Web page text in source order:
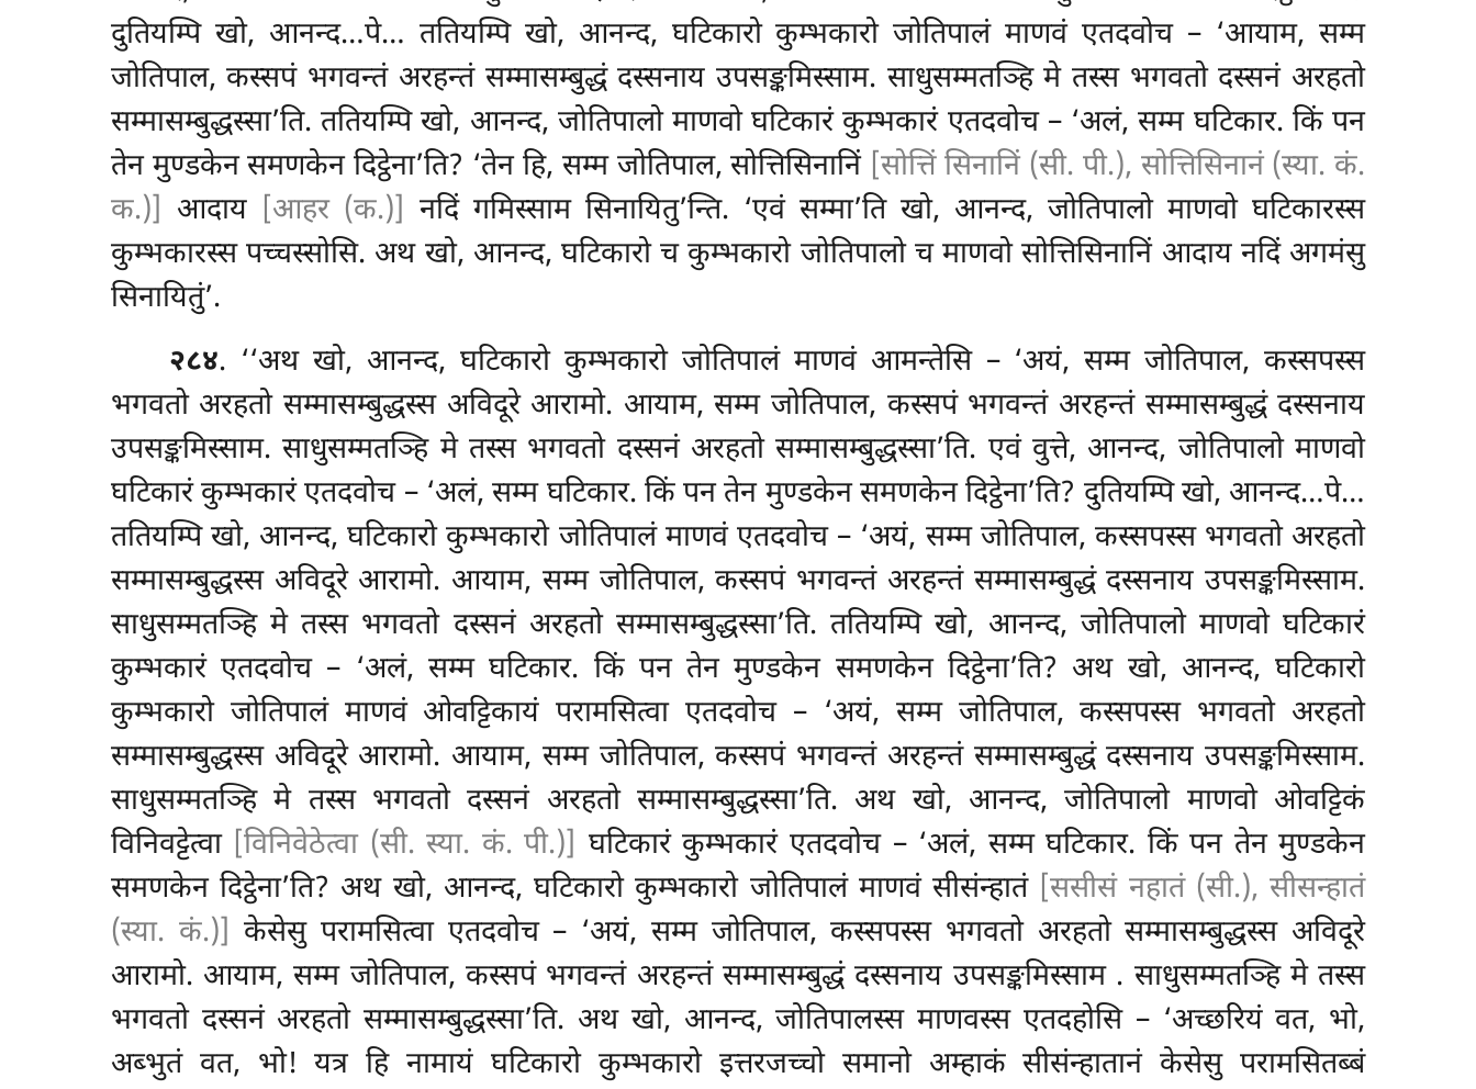
दुतियम्पि खो, आनन्द…पे… ततियम्पि खो, आनन्द, घटिकारो कुम्भकारो जोतिपालं माणवं एतदवोच – ‘आयाम, सम्म
जोतिपाल, कस्सपं भगवन्तं अरहन्तं सम्मासम्बुद्धं दस्सनाय उपसङ्कमिस्साम. साधुसम्मतञ्हि मे तस्स भगवतो दस्सनं अरहतो
सम्मासम्बुद्धस्सा’ति. ततियम्पि खो, आनन्द, जोतिपालो माणवो घटिकारं कुम्भकारं एतदवोच – ‘अलं, सम्म घटिकार. किं पन
तेन मुण्डकेन समणकेन दिट्ठेना’ति? ‘तेन हि, सम्म जोतिपाल, सोत्तिसिनानिं [सोत्तिं सिनानिं (सी. पी.), सोत्तिसिनानं (स्या. कं.
क.)] आदाय [आहर (क.)] नदिं गमिस्साम सिनायितु’न्ति. ‘एवं सम्मा’ति खो, आनन्द, जोतिपालो माणवो घटिकारस्स
कुम्भकारस्स पच्चस्सोसि. अथ खो, आनन्द, घटिकारो च कुम्भकारो जोतिपालो च माणवो सोत्तिसिनानिं आदाय नदिं अगमंसु
सिनायितुं’.
२८४. ‘‘अथ खो, आनन्द, घटिकारो कुम्भकारो जोतिपालं माणवं आमन्तेसि – ‘अयं, सम्म जोतिपाल, कस्सपस्स
भगवतो अरहतो सम्मासम्बुद्धस्स अविदूरे आरामो. आयाम, सम्म जोतिपाल, कस्सपं भगवन्तं अरहन्तं सम्मासम्बुद्धं दस्सनाय
उपसङ्कमिस्साम. साधुसम्मतञ्हि मे तस्स भगवतो दस्सनं अरहतो सम्मासम्बुद्धस्सा’ति. एवं वुत्ते, आनन्द, जोतिपालो माणवो
घटिकारं कुम्भकारं एतदवोच – ‘अलं, सम्म घटिकार. किं पन तेन मुण्डकेन समणकेनदिट्ठेना’ति? दुतियम्पि खो, आनन्द…पे…
ततियम्पि खो, आनन्द, घटिकारो कुम्भकारो जोतिपालं माणवं एतदवोच – ‘अयं, सम्म जोतिपाल, कस्सपस्स भगवतो अरहतो
सम्मासम्बुद्धस्स अविदूरे आरामो. आयाम, सम्म जोतिपाल, कस्सपं भगवन्तं अरहन्तं सम्मासम्बुद्धं दस्सनायउपसङ्कमिस्साम.
साधुसम्मतञ्हि मे तस्स भगवतो दस्सनं अरहतो सम्मासम्बुद्धस्सा’ति. ततियम्पि खो, आनन्द, जोतिपालो माणवो घटिकारं
कुम्भकारं एतदवोच – ‘अलं, सम्म घटिकार. किं पन तेन मुण्डकेन समणकेन दिट्ठेना’ति? अथ खो, आनन्द, घटिकारो
कुम्भकारो जोतिपालं माणवं ओवट्टिकायं परामसित्वा एतदवोच – ‘अयं, सम्म जोतिपाल, कस्सपस्स भगवतो अरहतो
सम्मासम्बुद्धस्स अविदूरे आरामो. आयाम, सम्म जोतिपाल, कस्सपं भगवन्तं अरहन्तं सम्मासम्बुद्धं दस्सनाय उपसङ्कमिस्साम.
साधुसम्मतञ्हि मे तस्स भगवतो दस्सनं अरहतो सम्मासम्बुद्धस्सा’ति. अथ खो, आनन्द, जोतिपालो माणवो ओवट्टिकं
विनिवट्टेत्वा [विनिवेठेत्वा (सी. स्या. कं. पी.)] घटिकारं कुम्भकारं एतदवोच – ‘अलं, सम्म घटिकार. किं पन तेन मुण्डकेन
समणकेन दिट्ठेना’ति? अथ खो, आनन्द, घटिकारो कुम्भकारो जोतिपालं माणवं सीसंन्हातं [ससीसं नहातं (सी.), सीसन्हातं
(स्या. कं.)] केसेसु परामसित्वा एतदवोच – ‘अयं, सम्म जोतिपाल, कस्सपस्स भगवतो अरहतो सम्मासम्बुद्धस्स अविदूरे
आरामो. आयाम, सम्म जोतिपाल, कस्सपं भगवन्तं अरहन्तं सम्मासम्बुद्धं दस्सनाय उपसङ्कमिस्साम . साधुसम्मतञ्हि मे तस्स
भगवतो दस्सनं अरहतो सम्मासम्बुद्धस्सा’ति. अथ खो, आनन्द, जोतिपालस्स माणवस्स एतदहोसि – ‘अच्छरियं वत, भो,
अब्भुतं वत, भो! यत्र हि नामायं घटिकारो कुम्भकारो इत्तरजच्चो समानो अम्हाकं सीसंन्हातानं केसेसु परामसितब्बं